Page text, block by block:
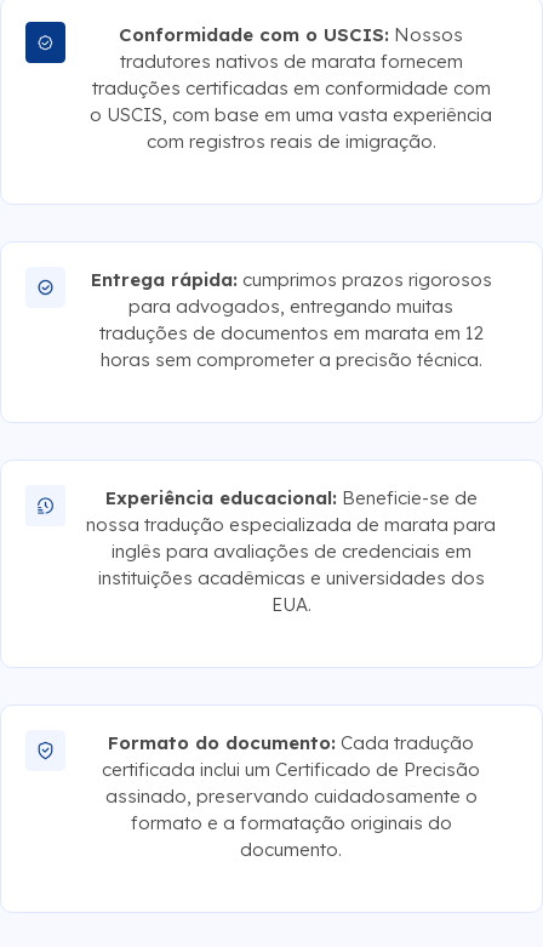
Conformidade com o USCIS: Nossos
tradutores nativos de marata fornecem
traduções certificadas em conformidade com
o USCIS, com base em uma vasta experiência
com registros reais de imigração.
Entrega rápida: cumprimos prazos rigorosos
para advogados, entregando muitas
traduções de documentos em marata em 12
horas sem comprometer a precisão técnica.
Experiência educacional: Beneficie-se de
nossa tradução especializada de marata para
inglês para avaliações de credenciais em
instituições acadêmicas e universidades dos
EUA.
Formato do documento: Cada tradução
certificada inclui um Certificado de Precisão
assinado, preservando cuidadosamente o
formato e a formatação originais do
documento.